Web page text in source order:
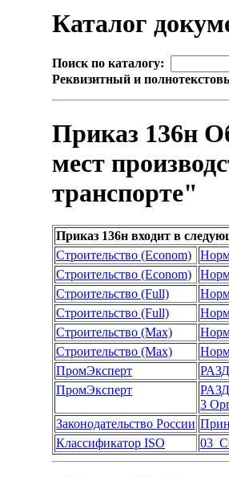
Каталог
Поиск по каталогу:
Реквизитный и
Приказ 136н
мест
транспорте"
Приказ 136н входит в
Строительство (Econom)
Строительство (Econom)
Строительство (Full)
Строительство (Full)
Строительство (Max)
Строительство (Max)
ПромЭксперт
ПромЭксперт
3
Законодательство России
Классификатор ISO
03